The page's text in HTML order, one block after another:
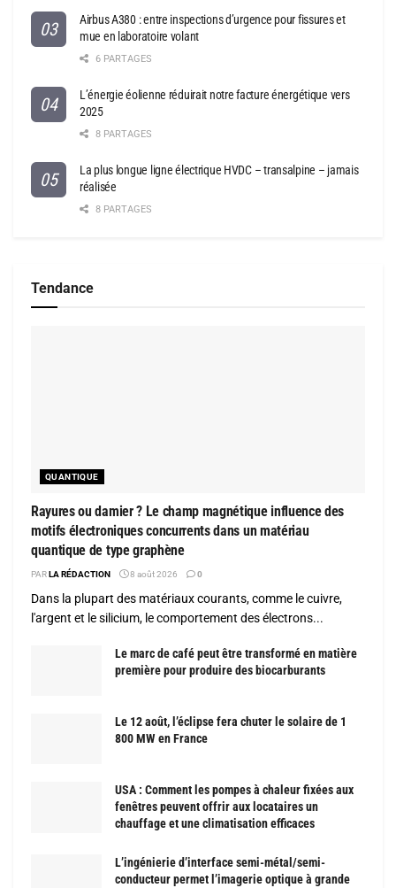
Airbus A380 : entre inspections d’urgence pour fissures et
mue en laboratoire volant
6 PARTAGES
L’énergie éolienne réduirait notre facture énergétique vers
2025
8 PARTAGES
La plus longue ligne électrique HVDC – transalpine – jamais
réalisée
8 PARTAGES
Tendance
QUANTIQUE
Rayures ou damier ? Le champ magnétique influence des
motifs électroniques concurrents dans un matériau
quantique de type graphène
PARLA RÉDACTION 8 août 2026 0
Dans la plupart des matériaux courants, comme le cuivre,
l'argent et le silicium, le comportement des électrons...
Le marc de café peut être transformé en matière
première pour produire des biocarburants
Le 12 août, l’éclipse fera chuter le solaire de 1
800 MW en France
USA : Comment les pompes à chaleur fixées aux
fenêtres peuvent offrir aux locataires un
chauffage et une climatisation efficaces
L’ingénierie d’interface semi-métal/semi-
conducteur permet l’imagerie optique à grande